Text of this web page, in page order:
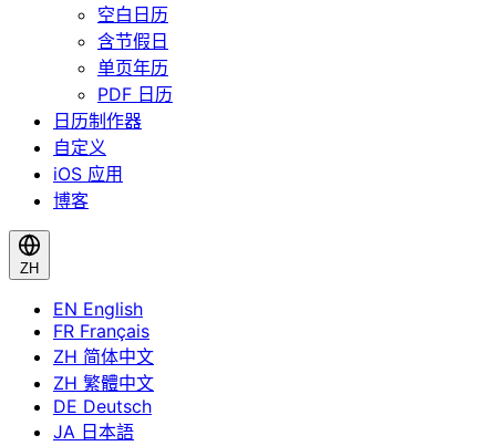
空白日历
含节假日
单页年历
PDF 日历
日历制作器
自定义
iOS 应用
博客
ZH
EN English
FR Français
ZH 简体中文
ZH 繁體中文
DE Deutsch
JA 日本語